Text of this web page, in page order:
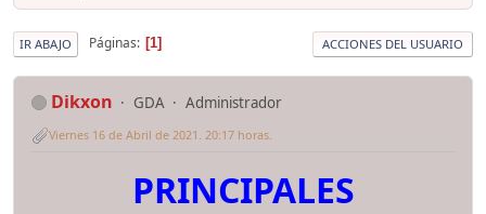
IR ABAJO Páginas 1 ACCIONES DEL USUARIO
Dikxon GDA Administrador
Viernes 16 de Abril de 2021. 20:17 horas.
PRINCIPALES